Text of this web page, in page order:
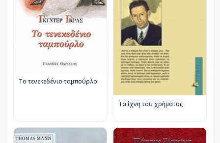
Το τενεκεδένιο ταμπούρλο
Τα ίχνη του χρήματος